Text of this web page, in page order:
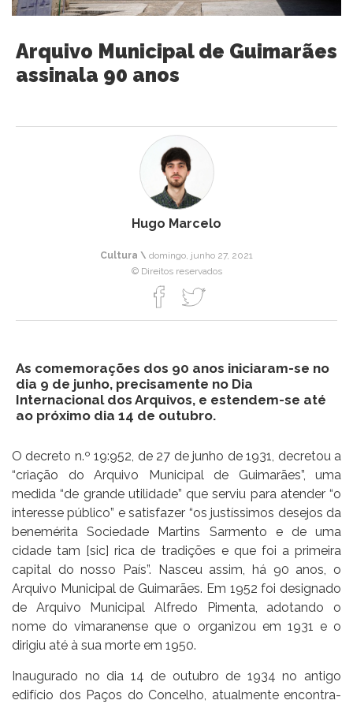
Arquivo Municipal de Guimarães
assinala 90 anos
Hugo Marcelo
Cultura \ domingo, junho 27, 2021
© Direitos reservados
As comemorações dos 90 anos iniciaram-se no
dia 9 de junho, precisamente no Dia
Internacional dos Arquivos, e estendem-se até
ao próximo dia 14 de outubro.
O decreto n.º 19:952, de 27 de junho de 1931, decretou a
“criação do Arquivo Municipal de Guimarães”, uma
medida “de grande utilidade” que serviu para atender “o
interesse público” e satisfazer “os justíssimos desejos da
benemérita Sociedade Martins Sarmento e de uma
cidade tam [sic] rica de tradições e que foi a primeira
capital do nosso País”. Nasceu assim, há 90 anos, o
Arquivo Municipal de Guimarães. Em 1952 foi designado
de Arquivo Municipal Alfredo Pimenta, adotando o
nome do vimaranense que o organizou em 1931 e o
dirigiu até à sua morte em 1950.
Inaugurado no dia 14 de outubro de 1934 no antigo
edifício dos Paços do Concelho, atualmente encontra-